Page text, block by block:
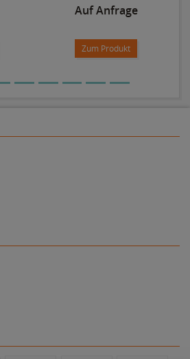
Auf Anfrage
Zum Produkt